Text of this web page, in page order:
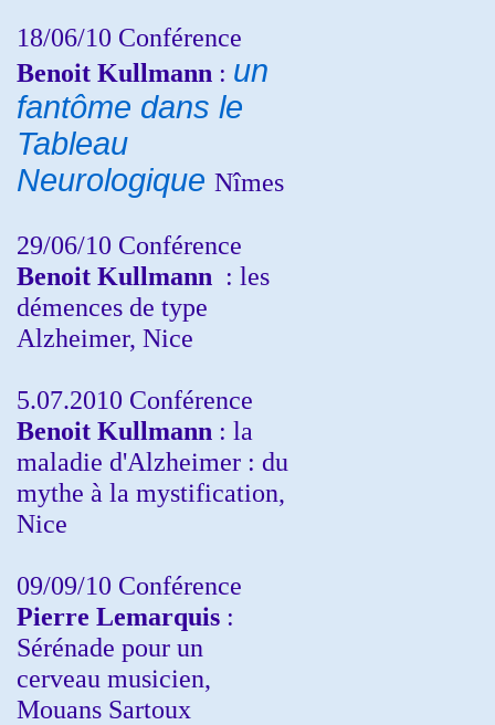
18/06/10 Conférence
Benoit Kullmann : un
fantôme dans le
Tableau
Neurologique Nîmes
29/06/10 Conférence
Benoit Kullmann : les
démences de type
Alzheimer, Nice
5.07.2010 Conférence
Benoit Kullmann : la
maladie d'Alzheimer : du
mythe à la mystification,
Nice
09/09/10 Conférence
Pierre Lemarquis :
Sérénade pour un
cerveau musicien,
Mouans Sartoux